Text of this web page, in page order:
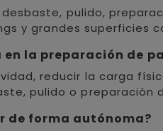
pulido,
y grandes superficies
la preparación de
reducir la carga
pulido o preparación
de forma autónoma?